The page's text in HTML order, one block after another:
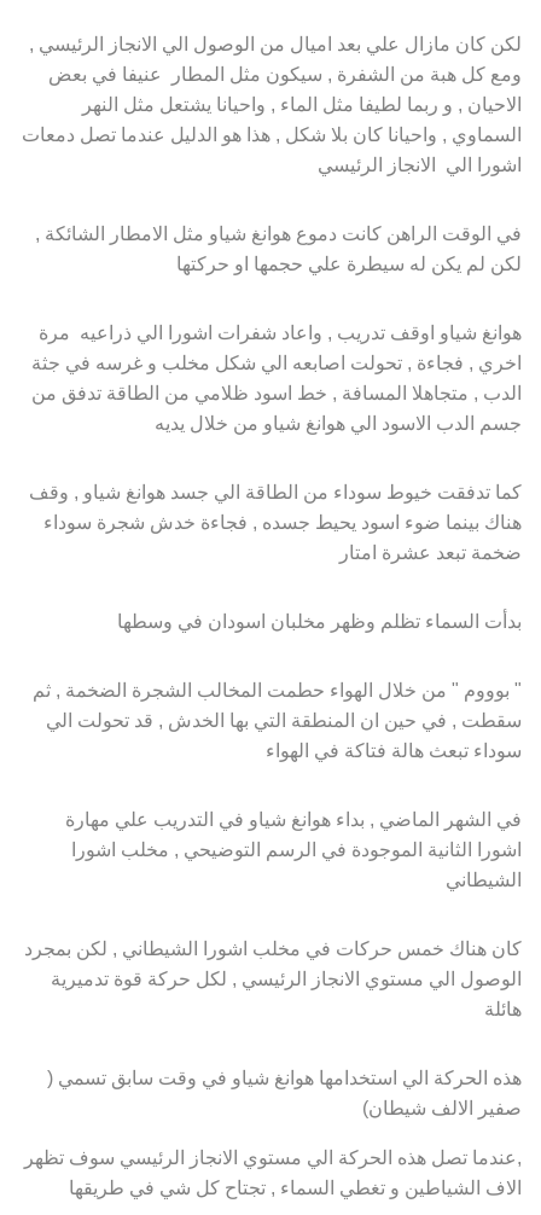
لكن كان مازال علي بعد اميال من الوصول الي الانجاز الرئيسي ,
ومع كل هبة من الشفرة , سيكون مثل المطار عنيفا في بعض
الاحيان , و ربما لطيفا مثل الماء , واحيانا يشتعل مثل النهر
السماوي , واحيانا كان بلا شكل , هذا هو الدليل عندما تصل دمعات
اشورا الي الانجاز الرئيسي
في الوقت الراهن كانت دموع هوانغ شياو مثل الامطار الشائكة ,
لكن لم يكن له سيطرة علي حجمها او حركتها
هوانغ شياو اوقف تدريب , واعاد شفرات اشورا الي ذراعيه مرة
اخري , فجاءة , تحولت اصابعه الي شكل مخلب و غرسه في جثة
الدب , متجاهلا المسافة , خط اسود ظلامي من الطاقة تدفق من
جسم الدب الاسود الي هوانغ شياو من خلال يديه
كما تدفقت خيوط سوداء من الطاقة الي جسد هوانغ شياو , وقف
هناك بينما ضوء اسود يحيط جسده , فجاءة خدش شجرة سوداء
ضخمة تبعد عشرة امتار
بدأت السماء تظلم وظهر مخلبان اسودان في وسطها
" بوووم " من خلال الهواء حطمت المخالب الشجرة الضخمة , ثم
سقطت , في حين ان المنطقة التي بها الخدش , قد تحولت الي
سوداء تبعث هالة فتاكة في الهواء
في الشهر الماضي , بداء هوانغ شياو في التدريب علي مهارة
اشورا الثانية الموجودة في الرسم التوضيحي , مخلب اشورا
الشيطاني
كان هناك خمس حركات في مخلب اشورا الشيطاني , لكن بمجرد
الوصول الي مستوي الانجاز الرئيسي , لكل حركة قوة تدميرية
هائلة
هذه الحركة الي استخدامها هوانغ شياو في وقت سابق تسمي (
صفير الالف شيطان)
,عندما تصل هذه الحركة الي مستوي الانجاز الرئيسي سوف تظهر
الاف الشياطين و تغطي السماء , تجتاح كل شي في طريقها